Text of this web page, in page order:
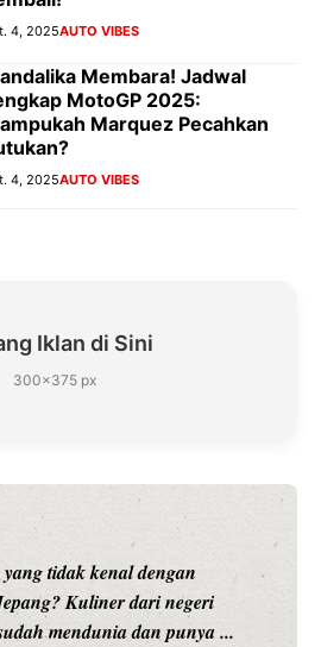
4, 2025AUTO VIBES
Membara! Jadwal
MotoGP 2025:
Marquez Pecahkan
4, 2025AUTO VIBES
Iklan di Sini
300×375 px
dua nama besar di dunia
dan Vicky Prasetyo, kini
dengan ...